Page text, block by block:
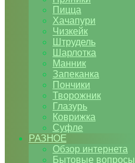
Пицца
Хачапури
Чизкейк
Штрудель
Шарлотка
Манник
Запеканка
Пончики
Творожник
Глазурь
Коврижка
Суфле
РАЗНОЕ
Обзор интернета
Бытовые вопросы